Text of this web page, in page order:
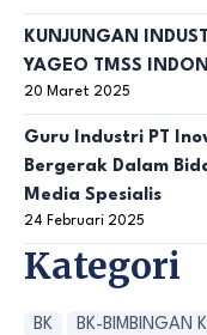
KUNJUNGAN
YAGEO TMSS
20 Maret 2025
Guru Industri PT
Bergerak Dalam
Media Spesialis
24 Februari 2025
Kategori
BK BK-BIMBINGAN